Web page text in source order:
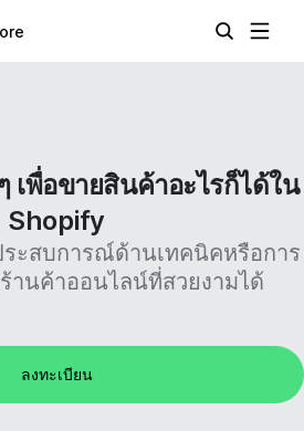
เพื่อขายสินค้าอะไรก็ได้ใน
Shopify
ะสบการณ์ด้านเทคนิคหรือการ
านค้าออนไลน์ที่สวยงามได้
ลงทะเบียน